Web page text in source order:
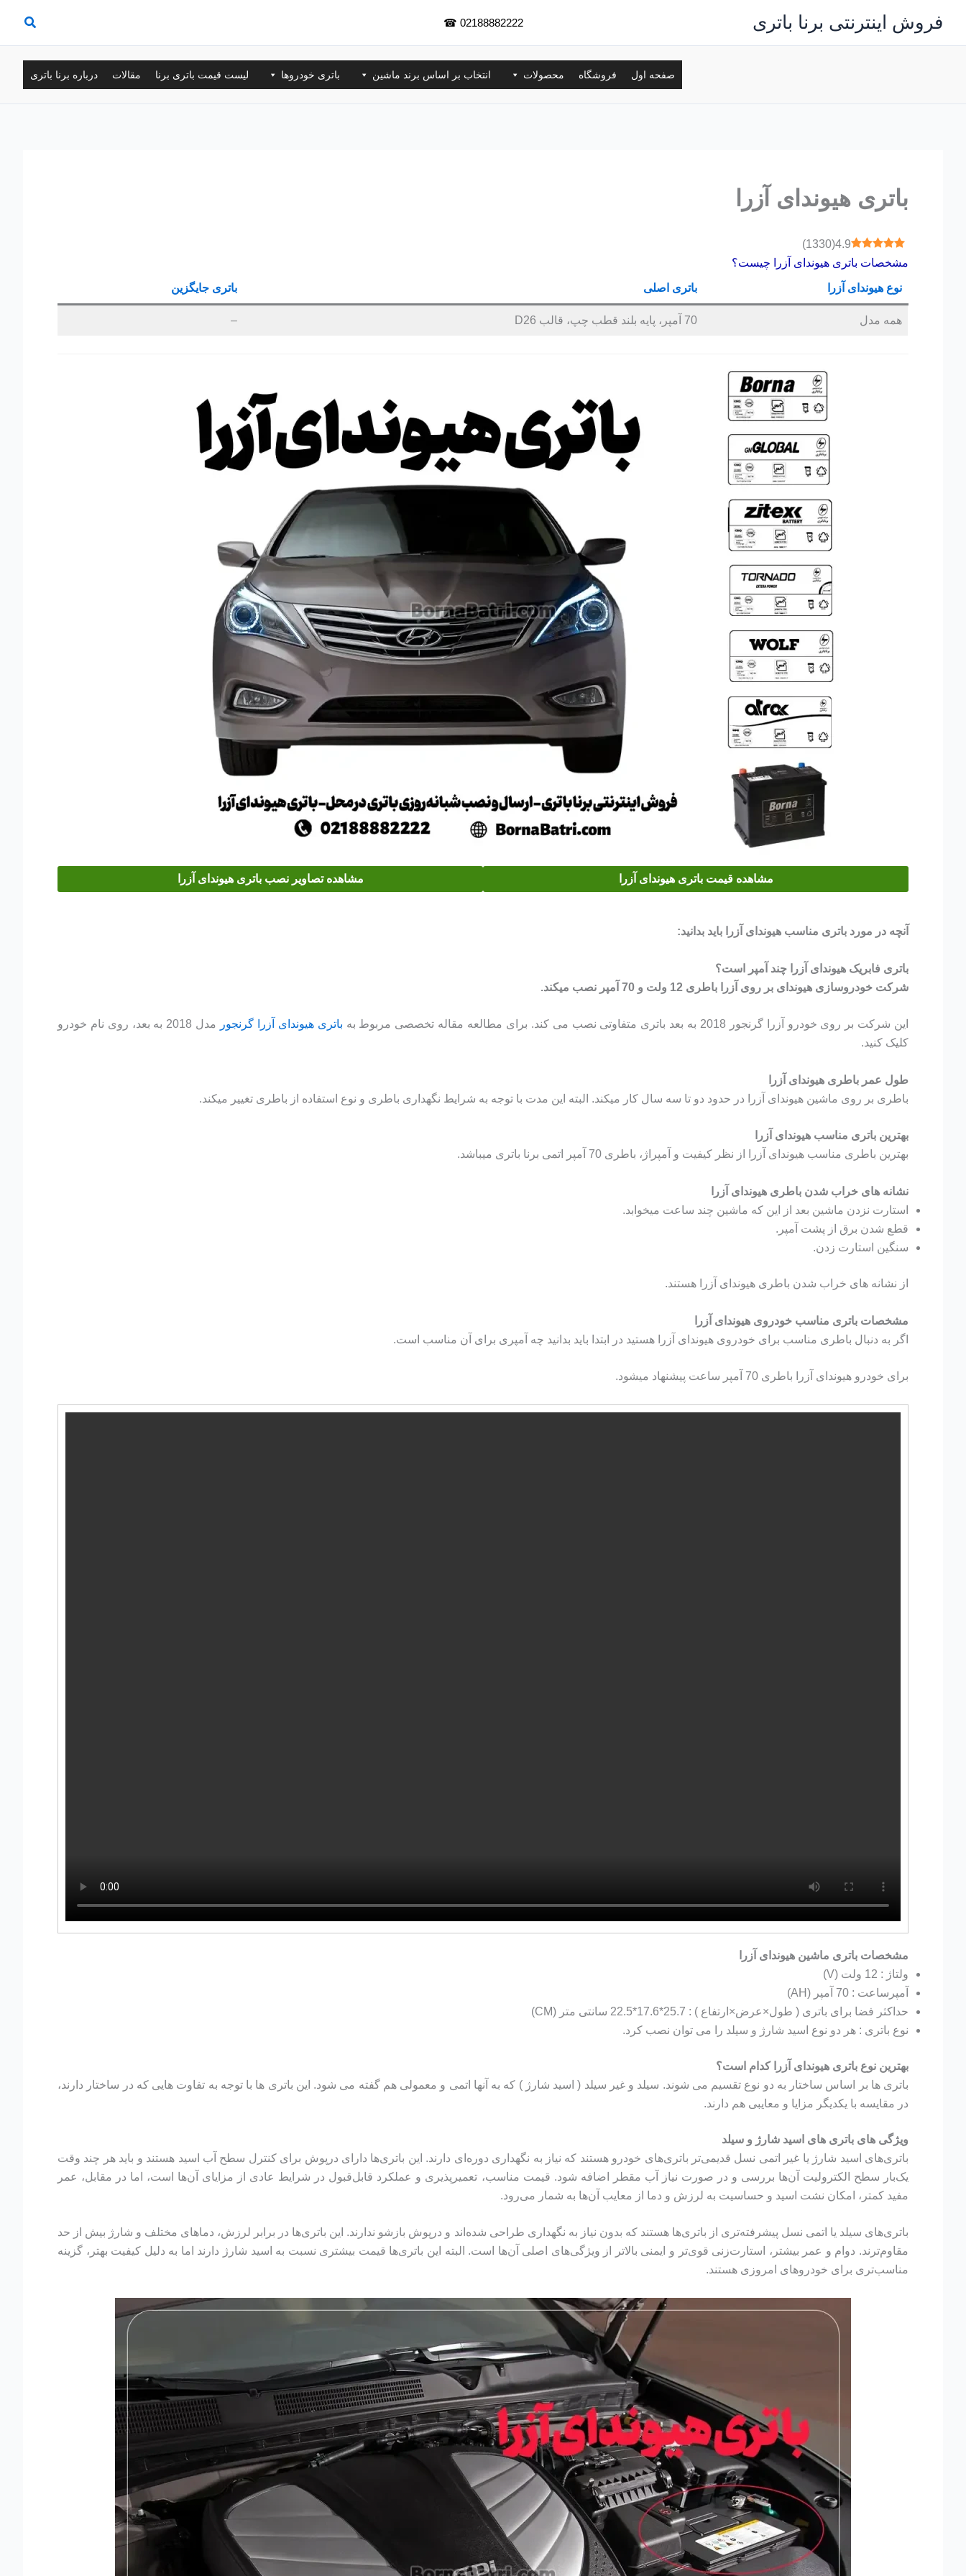
محتوا
فروش اینترنتی برنا باتری 02188882222
☎
صفحه اول فروشگاه محصولات انتخاب بر اساس برند ماشین باتری خودروها لیست قیمت باتری برنا مقالات درباره برنا باتری
باتری هیوندای آزرا
4.9
(
1330
)
مشخصات باتری هیوندای آزرا چیست؟
نوع هیوندای آزرا باتری اصلی باتری جایگزین
همه مدل 70 آمپر، پایه بلند قطب چپ، قالب D26 –
مشاهده قیمت باتری هیوندای آزرا مشاهده تصاویر نصب باتری هیوندای آزرا
آنچه در مورد باتری مناسب هیوندای آزرا باید بدانید:
باتری فابریک هیوندای آزرا چند آمپر است؟
شرکت خودروسازی هیوندای بر روی آزرا باطری 12 ولت و 70 آمپر نصب میکند.
این شرکت بر روی خودرو آزرا گرنجور 2018 به بعد باتری متفاوتی نصب می کند. برای مطالعه مقاله تخصصی مربوط به باتری هیوندای آزرا گرنجور
مدل 2018 به بعد، روی نام خودرو
کلیک کنید.
طول عمر باطری هیوندای آزرا
باطری بر روی ماشین هیوندای آزرا در حدود دو تا سه سال کار میکند. البته این مدت با توجه به شرایط نگهداری باطری و نوع استفاده از باطری تغییر میکند.
بهترین باتری مناسب هیوندای آزرا
بهترین باطری مناسب هیوندای آزرا از نظر کیفیت و آمپراژ، باطری 70 آمپر اتمی برنا باتری میباشد.
نشانه های خراب شدن باطری هیوندای آزرا
استارت نزدن ماشین بعد از این که ماشین چند ساعت میخوابد.
قطع شدن برق از پشت آمپر.
سنگین استارت زدن.
از نشانه های خراب شدن باطری هیوندای آزرا هستند.
مشخصات باتری مناسب خودروی هیوندای آزرا
اگر به دنبال باطری مناسب برای خودروی هیوندای آزرا هستید در ابتدا باید بدانید چه آمپری برای آن مناسب است.
برای خودرو هیوندای آزرا باطری 70 آمپر ساعت پیشنهاد میشود.
مشخصات باتری ماشین هیوندای آزرا
ولتاژ : 12 ولت (V)
آمپرساعت : 70 آمپر (AH)
حداکثر فضا برای باتری ( طول×عرض×ارتفاع ) : 25.7*17.6*22.5 سانتی متر (CM)
نوع باتری : هر دو نوع اسید شارژ و سیلد را می توان نصب کرد.
بهترین نوع باتری هیوندای آزرا کدام است؟
باتری ها بر اساس ساختار به دو نوع تقسیم می شوند. سیلد و غیر سیلد ( اسید شارژ ) که به آنها اتمی و معمولی هم گفته می شود. این باتری ها با توجه به تفاوت هایی که در ساختار دارند،
در مقایسه با یکدیگر مزایا و معایبی هم دارند.
ویژگی های باتری های اسید شارژ و سیلد
باتری‌های اسید شارژ یا غیر اتمی نسل قدیمی‌تر باتری‌های خودرو هستند که نیاز به نگهداری دوره‌ای دارند. این باتری‌ها دارای درپوش برای کنترل سطح آب اسید هستند و باید هر چند وقت
یک‌بار سطح الکترولیت آن‌ها بررسی و در صورت نیاز آب مقطر اضافه شود. قیمت مناسب، تعمیرپذیری و عملکرد قابل‌قبول در شرایط عادی از مزایای آن‌ها است، اما در مقابل، عمر
مفید کمتر، امکان نشت اسید و حساسیت به لرزش و دما از معایب آن‌ها به شمار می‌رود.
باتری‌های سیلد یا اتمی نسل پیشرفته‌تری از باتری‌ها هستند که بدون نیاز به نگهداری طراحی شده‌اند و درپوش بازشو ندارند. این باتری‌ها در برابر لرزش، دماهای مختلف و شارژ بیش از حد
مقاوم‌ترند. دوام و عمر بیشتر، استارت‌زنی قوی‌تر و ایمنی بالاتر از ویژگی‌های اصلی آن‌ها است. البته این باتری‌ها قیمت بیشتری نسبت به اسید شارژ دارند اما به دلیل کیفیت بهتر، گزینه
مناسب‌تری برای خودروهای امروزی هستند.